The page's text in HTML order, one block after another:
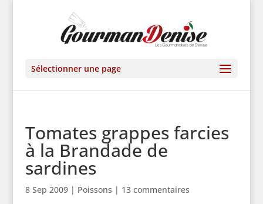
Sélectionner une page
Tomates grappes farcies
à la Brandade de
sardines
8 Sep 2009| Poissons | 13 commentaires